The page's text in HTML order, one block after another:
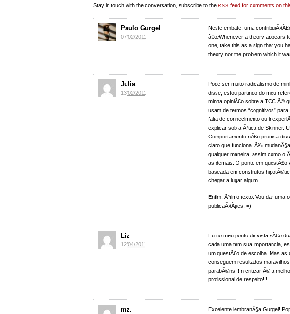
Stay in touch with the conversation, subscribe to the RSS feed for comments on
Paulo Gurgel
07/02/2011
Neste embate, uma
â€œWhenever a theory appears
one, take this as a sign that you
theory nor the problem which it
Julia
13/02/2011
Pode ser muito radicalismo de
disse, estou partindo do meu
minha opiniÃ£o sobre a TCC Ã©
usam de termos “cognitivos”
falta de conhecimento ou
explicar sob a Ã³tica de Skinner.
Comportamento nÃ£o precisa
claro que funciona. Ã‰
qualquer maneira, assim como o
as demais. O ponto em questÃ£o
baseada em construtos
chegar a lugar algum.
Enfim, Ã³timo texto. Vou dar uma
publicaÃ§Ãµes. =)
Liz
12/04/2011
Eu no meu ponto de vista sÃ£o
cada uma tem sua importancia,
um questÃ£o de escolha. Mas as
conseguem resultados
parabÃ©ns!!! n criticar Ã© a
profissional de respeito!!!
mz.
Excelente lembranÃ§a Gurgel!